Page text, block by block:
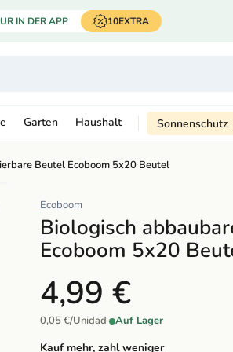
IN DER APP 10EXTRA
Garten Haushalt Sonnenschutz
Beutel Ecoboom 5x20 Beutel
Ecoboom
Biologisch
Ecoboom 5x20
4,99 €
0,05 €/Unidad· Auf Lager
Kauf mehr, zahl weniger